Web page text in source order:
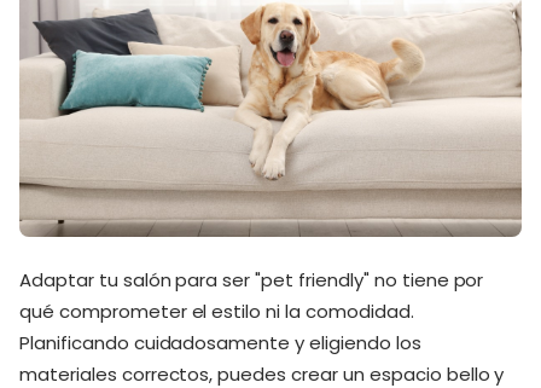
Adaptar tu salón para ser "pet friendly" no tiene por
qué comprometer el estilo ni la comodidad.
Planificando cuidadosamente y eligiendo los
materiales correctos, puedes crear un espacio bello y